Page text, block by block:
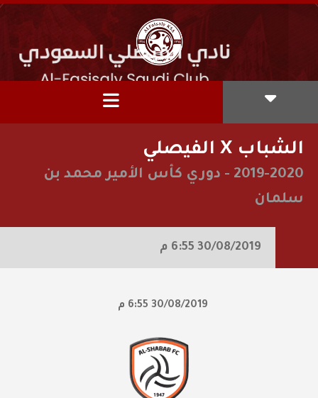
الشباب X الفيصلي
2019-2020
- دوري كأس الأمير محمد بن
سلمان
30/08/2019
30/08/2019